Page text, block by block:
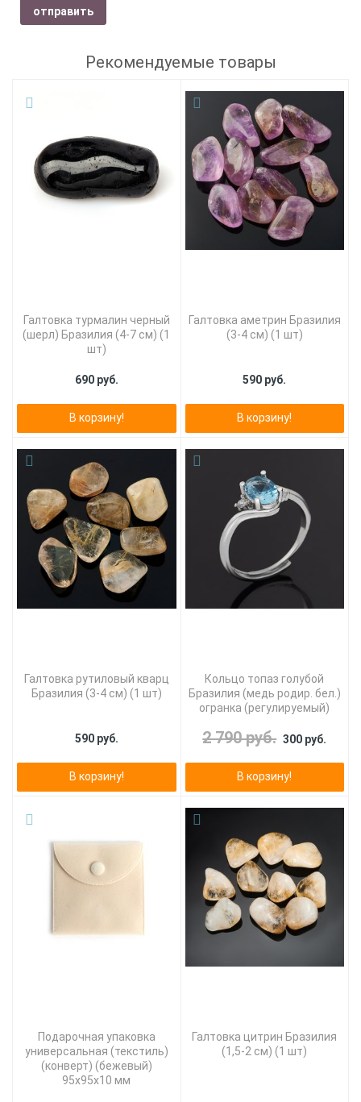
отправить
Рекомендуемые товары
Галтовка турмалин черный
(шерл) Бразилия (4-7 см) (1
шт)
690 руб.
В корзину!
Галтовка аметрин Бразилия
(3-4 см) (1 шт)
590 руб.
В корзину!
Галтовка рутиловый кварц
Бразилия (3-4 см) (1 шт)
590 руб.
В корзину!
Кольцо топаз голубой
Бразилия (медь родир. бел.)
огранка (регулируемый)
2 790 руб. 300 руб.
В корзину!
Подарочная упаковка
универсальная (текстиль)
(конверт) (бежевый)
95х95х10 мм
Галтовка цитрин Бразилия
(1,5-2 см) (1 шт)